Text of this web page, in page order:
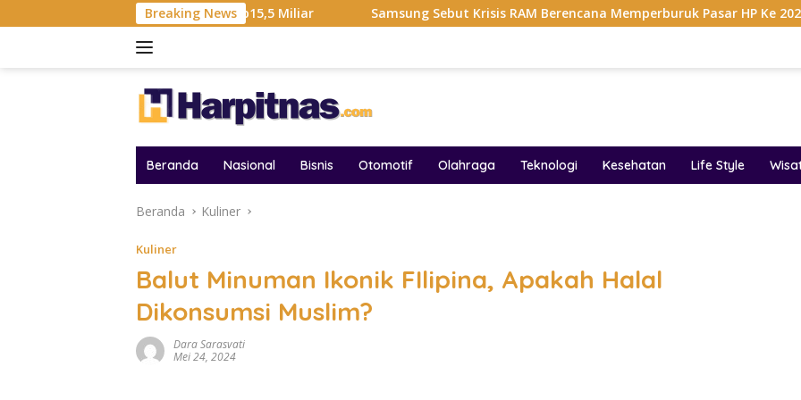
ke
Breaking News
Liga Tembus Rp15,5 Miliar Samsung Sebut Krisis RAM Berencana Memperburuk Pasar HP Ke 2027 Dapur
Beranda Nasional Bisnis Otomotif Olahraga Teknologi Kesehatan Life Style
Beranda Kuliner
Kuliner
Balut Minuman Ikonik FIlipina, Apakah Halal
Dikonsumsi Muslim?
Dara Sarasvati
Mei 24, 2024